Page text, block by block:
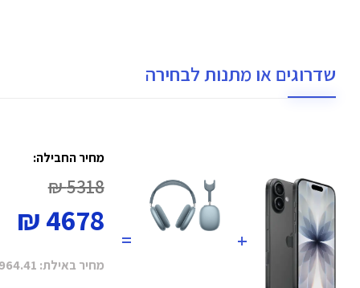
שדרוגים או מתנות לבחירה
+
=
מחיר החבילה:
5318 ₪
4678 ₪
מחיר באילת: ₪